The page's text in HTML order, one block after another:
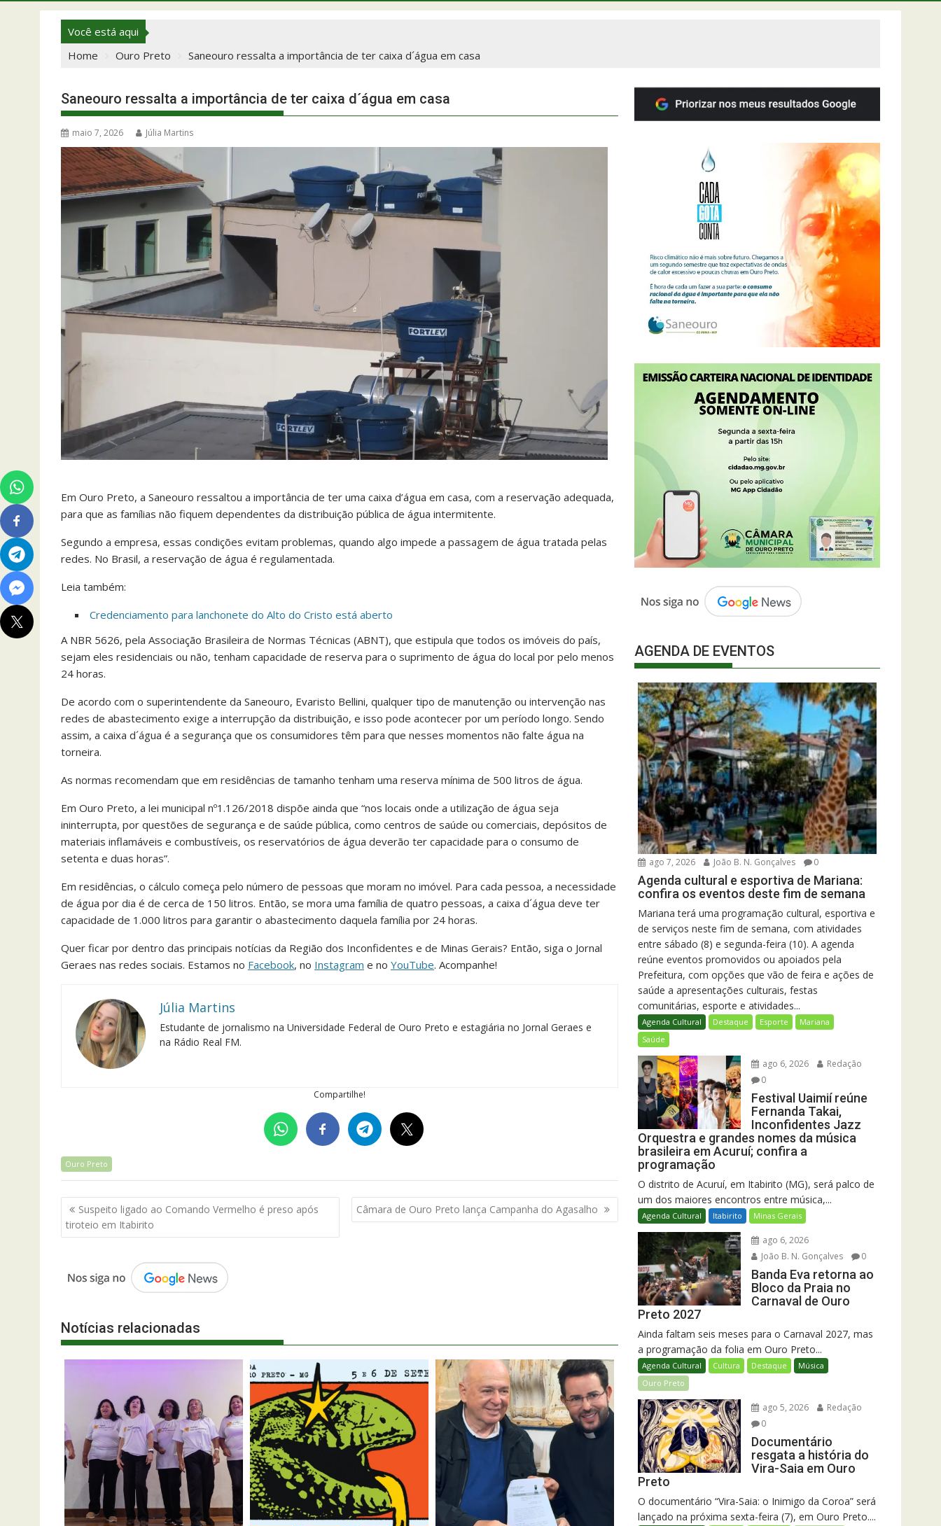
Você está aqui
Home
Ouro Preto Saneouro ressalta a importância de ter caixa d´água em casa
Saneouro ressalta a importância de ter caixa d´água em casa
maio 7, 2026 Júlia Martins
Em Ouro Preto, a Saneouro ressaltou a importância de ter uma caixa d’água em casa, com a reservação adequada,
para que as famílias não fiquem dependentes da distribuição pública de água intermitente.
Segundo a empresa, essas condições evitam problemas, quando algo impede a passagem de água tratada pelas
redes. No Brasil, a reservação de água é regulamentada.
Leia também:
Credenciamento para lanchonete do Alto do Cristo está aberto
A NBR 5626, pela Associação Brasileira de Normas Técnicas (ABNT), que estipula que todos os imóveis do país,
sejam eles residenciais ou não, tenham capacidade de reserva para o suprimento de água do local por pelo menos
24 horas.
De acordo com o superintendente da Saneouro, Evaristo Bellini, qualquer tipo de manutenção ou intervenção nas
redes de abastecimento exige a interrupção da distribuição, e isso pode acontecer por um período longo. Sendo
assim, a caixa d´água é a segurança que os consumidores têm para que nesses momentos não falte água na
torneira.
As normas recomendam que em residências de tamanho tenham uma reserva mínima de 500 litros de água.
Em Ouro Preto, a lei municipal nº1.126/2018 dispõe ainda que “nos locais onde a utilização de água seja
ininterrupta, por questões de segurança e de saúde pública, como centros de saúde ou comerciais, depósitos de
materiais inflamáveis e combustíveis, os reservatórios de água deverão ter capacidade para o consumo de
setenta e duas horas”.
Em residências, o cálculo começa pelo número de pessoas que moram no imóvel. Para cada pessoa, a necessidade
de água por dia é de cerca de 150 litros. Então, se mora uma família de quatro pessoas, a caixa d´água deve ter
capacidade de 1.000 litros para garantir o abastecimento daquela família por 24 horas.
Quer ficar por dentro das principais notícias da Região dos Inconfidentes e de Minas Gerais? Então, siga o Jornal
Geraes nas redes sociais. Estamos no Facebook, no Instagram e no YouTube. Acompanhe!
Júlia Martins
Estudante de jornalismo na Universidade Federal de Ouro Preto e estagiária no Jornal Geraes e
na Rádio Real FM.
Compartilhe!
Ouro Preto
Navegação
de
Post
Suspeito ligado ao Comando Vermelho é preso após
tiroteio em Itabirito
Câmara de Ouro Preto lança Campanha do Agasalho
Notícias relacionadas
AGENDA DE EVENTOS
ago 7, 2026 João B. N. Gonçalves 0
Agenda cultural e esportiva de Mariana:
confira os eventos deste fim de semana
Mariana terá uma programação cultural, esportiva e
de serviços neste fim de semana, com atividades
entre sábado (8) e segunda-feira (10). A agenda
reúne eventos promovidos ou apoiados pela
Prefeitura, com opções que vão de feira e ações de
saúde a apresentações culturais, festas
comunitárias, esporte e atividades...
Agenda Cultural Destaque Esporte
Mariana
Saúde
ago 6, 2026
Redação
0
Festival Uaimií reúne
Fernanda Takai,
Inconfidentes Jazz
Orquestra e grandes nomes da música
brasileira em Acuruí; confira a
programação
O distrito de Acuruí, em Itabirito (MG), será palco de
um dos maiores encontros entre música,...
Agenda Cultural Itabirito Minas Gerais
ago 6, 2026
João B. N. Gonçalves
0
Banda Eva retorna ao
Bloco da Praia no
Carnaval de Ouro
Preto 2027
Ainda faltam seis meses para o Carnaval 2027, mas
a programação da folia em Ouro Preto...
Agenda Cultural Cultura Destaque
Música
Ouro Preto
ago 5, 2026
Redação
0
Documentário
resgata a história do
Vira-Saia em Ouro
Preto
O documentário “Vira-Saia: o Inimigo da Coroa” será
lançado na próxima sexta-feira (7), em Ouro Preto....